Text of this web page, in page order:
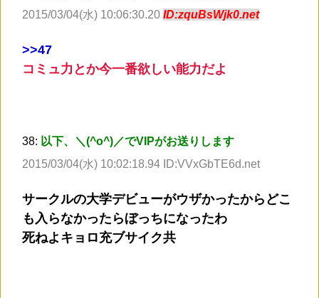
2015/03/04(水) 10:06:30.20 ID:zquBsWjk0.net
>>47
コミュ力とか今一番欲しい能力だよ
38: 以下、＼(^o^)／でVIPがお送りします
2015/03/04(水) 10:02:18.94 ID:VVxGbTE6d.net
サークルの大学デビューがウザかったからどこ
も入らなかったらぼっちになったわ
死ねよキョロ充ブサイク共